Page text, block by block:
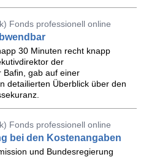
Fonds professionell online
30 Minuten recht knapp
der
Bafin, gab auf einer
detailierten Überblick über den
Fonds professionell online
bei den Kostenangaben
und Bundesregierung